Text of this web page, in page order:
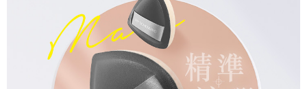
https://aftee.tw/terms/#terms3
３．未成年的使用者請事先徵得法定代理人或監護人之同意方可使用
「AFTEE先享後付」，若未經同意申辦者引起之損失，本公司不負相關責
４．使用「AFTEE先享後付」時，將依據個別帳號之用戶狀況，依本公司即
時審查核予不同之上限額度；若仍有額度不足之情形，本公司將視審查結果
請求用戶進行身份認證。